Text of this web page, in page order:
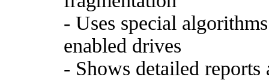
- Uses special
enabled drives
- Shows detailed reports